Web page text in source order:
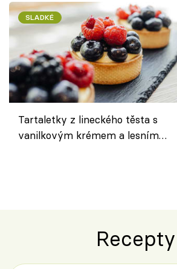
SLADKÉ
Tartaletky z lineckého těsta s
vanilkovým krémem a lesním
Recepty